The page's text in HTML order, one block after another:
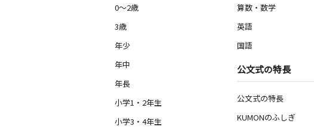
0～2歳
3歳
年少
年中
年長
小学1・2年生
小学3・4年生
算数・数学
英語
国語
公文式の特長
公文式の特長
KUMONのふしぎ